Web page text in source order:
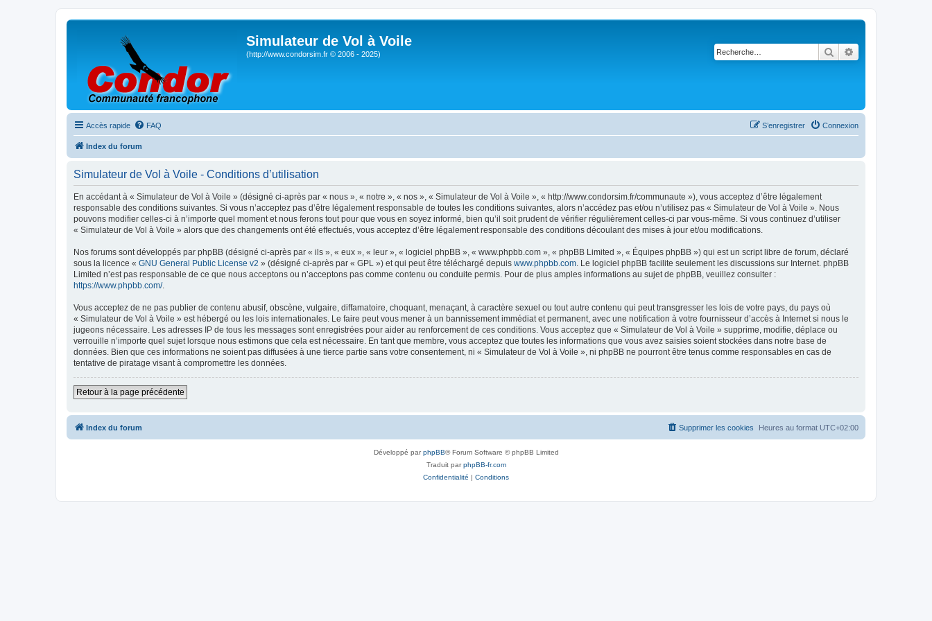
Simulateur de Vol à Voile
(http://www.condorsim.fr © 2006 - 2025) Rechercher
Accès rapide FAQ Connexion
S’enregistrer
Index du forum
Simulateur de Vol à Voile - Conditions d’utilisation
En accédant à « Simulateur de Vol à Voile » (désigné ci-après par « nous », « notre », « nos », « Simulateur de Vol à Voile », « http://www.condorsim.fr/communaute »), vous acceptez d’être légalement
responsable des conditions suivantes. Si vous n’acceptez pas d’être légalement responsable de toutes les conditions suivantes, alors n’accédez pas et/ou n’utilisez pas « Simulateur de Vol à Voile ». Nous
pouvons modifier celles-ci à n’importe quel moment et nous ferons tout pour que vous en soyez informé, bien qu’il soit prudent de vérifier régulièrement celles-ci par vous-même. Si vous continuez d’utiliser
« Simulateur de Vol à Voile » alors que des changements ont été effectués, vous acceptez d’être légalement responsable des conditions découlant des mises à jour et/ou modifications.
Nos forums sont développés par phpBB (désigné ci-après par « ils », « eux », « leur », « logiciel phpBB », « www.phpbb.com », « phpBB Limited », « Équipes phpBB ») qui est un script libre de forum, déclaré
sous la licence « GNU General Public License v2 » (désigné ci-après par « GPL ») et qui peut être téléchargé depuis www.phpbb.com. Le logiciel phpBB facilite seulement les discussions sur Internet. phpBB
Limited n’est pas responsable de ce que nous acceptons ou n’acceptons pas comme contenu ou conduite permis. Pour de plus amples informations au sujet de phpBB, veuillez consulter :
https://www.phpbb.com/.
Vous acceptez de ne pas publier de contenu abusif, obscène, vulgaire, diffamatoire, choquant, menaçant, à caractère sexuel ou tout autre contenu qui peut transgresser les lois de votre pays, du pays où
« Simulateur de Vol à Voile » est hébergé ou les lois internationales. Le faire peut vous mener à un bannissement immédiat et permanent, avec une notification à votre fournisseur d’accès à Internet si nous le
jugeons nécessaire. Les adresses IP de tous les messages sont enregistrées pour aider au renforcement de ces conditions. Vous acceptez que « Simulateur de Vol à Voile » supprime, modifie, déplace ou
verrouille n’importe quel sujet lorsque nous estimons que cela est nécessaire. En tant que membre, vous acceptez que toutes les informations que vous avez saisies soient stockées dans notre base de
données. Bien que ces informations ne soient pas diffusées à une tierce partie sans votre consentement, ni « Simulateur de Vol à Voile », ni phpBB ne pourront être tenus comme responsables en cas de
tentative de piratage visant à compromettre les données.
Retour à la page précédente
Index du forum Heures au format UTC+02:00
Supprimer les cookies
Développé parphpBB® Forum Software © phpBB Limited
Traduit parphpBB-fr.com
Confidentialité | Conditions